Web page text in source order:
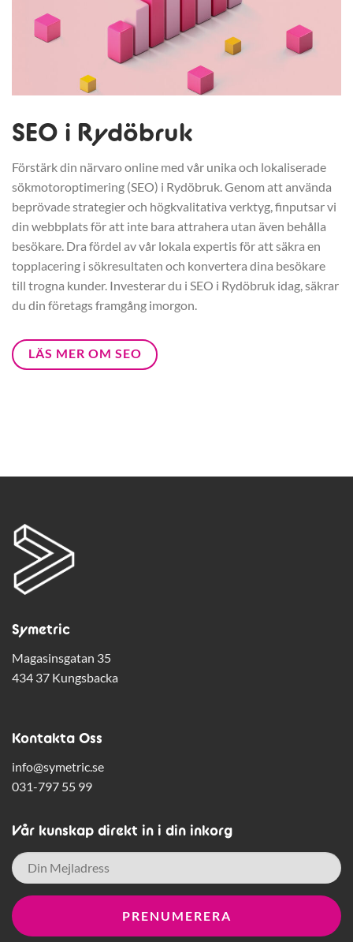
SEO i Rydöbruk
Förstärk din närvaro online med vår unika och lokaliserade
sökmotoroptimering (SEO) i Rydöbruk. Genom att använda
beprövade strategier och högkvalitativa verktyg, finputsar vi
din webbplats för att inte bara attrahera utan även behålla
besökare. Dra fördel av vår lokala expertis för att säkra en
topplacering i sökresultaten och konvertera dina besökare
till trogna kunder. Investerar du i SEO i Rydöbruk idag, säkrar
du din företags framgång imorgon.
LÄS MER OM SEO
Symetric
Magasinsgatan 35
434 37 Kungsbacka
Kontakta Oss
info@symetric.se
031-797 55 99
Vår kunskap direkt in i din inkorg
E-
post *